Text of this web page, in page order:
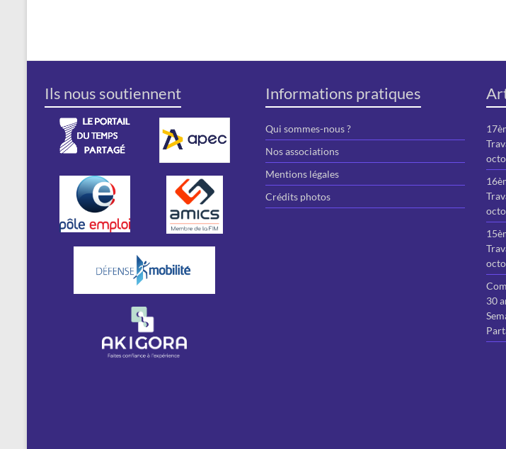
Ils nous soutiennent Informations pratiques
Qui sommes-nous ?
Nos associations
Mentions légales
Crédits photos
30